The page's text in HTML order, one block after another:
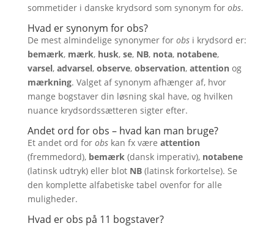
sommetider i danske krydsord som synonym for obs.
Hvad er synonym for obs?
De mest almindelige synonymer for obsi krydsord er:
bemærk, mærk, husk, se, NB, nota, notabene,
varsel, advarsel, observe, observation, attentionog
mærkning. Valget af synonym afhænger af, hvor
mange bogstaver din løsning skal have, og hvilken
nuance krydsordssætteren sigter efter.
Andet ord for obs – hvad kan man bruge?
Et andet ord for obskan fx være attention
(fremmedord), bemærk(dansk imperativ), notabene
(latinsk udtryk) eller blot NB(latinsk forkortelse). Se
den komplette alfabetiske tabel ovenfor for alle
muligheder.
Hvad er obs på 11 bogstaver?